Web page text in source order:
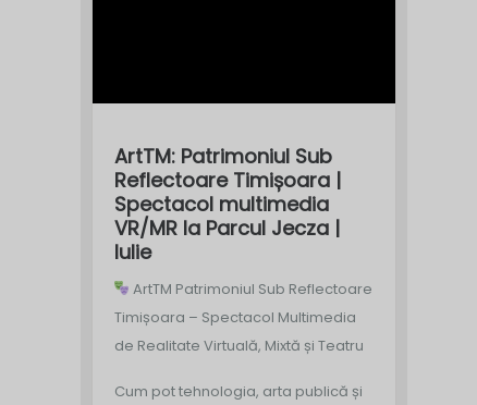
ArtTM: Patrimoniul Sub
Reflectoare Timișoara |
Spectacol multimedia
VR/MR la Parcul Jecza |
Iulie
ArtTM Patrimoniul Sub Reflectoare
Timișoara – Spectacol Multimedia
de Realitate Virtuală, Mixtă și Teatru
Cum pot tehnologia, arta publică și